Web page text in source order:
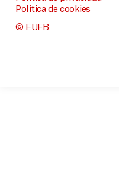
Política de cookies
© EUFB